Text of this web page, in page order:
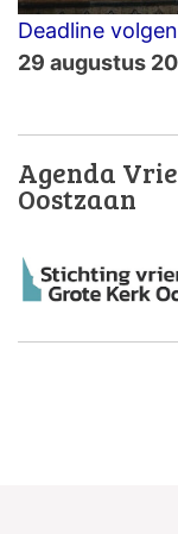
Deadline
29 augustus
Agenda
Oostzaan